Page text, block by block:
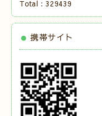
Total : 329439
携帯サイト